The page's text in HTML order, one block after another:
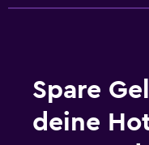
Spare
deine